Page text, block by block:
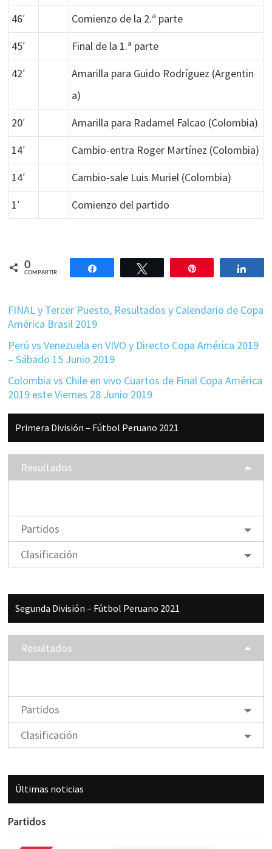
46′
Comienzo de la 2.ª parte
45′
Final de la 1.ª parte
42′
Amarilla para Guido Rodríguez (Argentin
a)
20′
Amarilla para Radamel Falcao (Colombia)
14′
Cambio-entra Roger Martínez (Colombia)
14′
Cambio-sale Luis Muriel (Colombia)
1′
Comienzo del partido
0
COMPARTIR
Compartir
FINAL y Tercer Puesto, Resultados y Calendario de Copa
América Brasil 2019
Perú vs Venezuela en VIVO y Directo Copa América 2019
– Sábado 15 Junio 2019
Colombia vs Chile en vivo Cuartos de Final Copa América
2019 este Viernes 28 Junio 2019
Barra
lateral
principal
Primera División – Fútbol Peruano 2021
Resultados
Partidos
Clasificación
Segunda División – Fútbol Peruano 2021
Resultados
Partidos
Clasificación
Últimas noticias
Partidos